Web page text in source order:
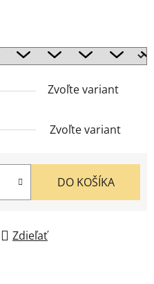
Zvoľte variant
Zvoľte variant
DO KOŠÍKA
Zdieľať